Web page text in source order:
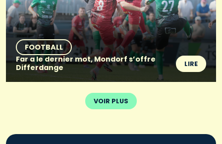
FOOTBALL
Far a le dernier mot, Mondorf s’offre
Differdange
LIRE
VOIR PLUS